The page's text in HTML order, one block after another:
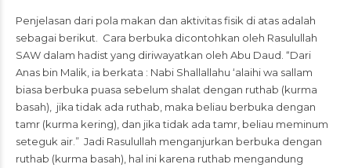
Penjelasan dari pola makan dan aktivitas fisik di atas adalah
sebagai berikut. Cara berbuka dicontohkan oleh Rasulullah
SAW dalam hadist yang diriwayatkan oleh Abu Daud. “Dari
Anas bin Malik, ia berkata : Nabi Shallallahu ‘alaihi wa sallam
biasa berbuka puasa sebelum shalat dengan ruthab (kurma
basah), jika tidak ada ruthab, maka beliau berbuka dengan
tamr (kurma kering), dan jika tidak ada tamr, beliau meminum
seteguk air.” Jadi Rasulullah menganjurkan berbuka dengan
ruthab (kurma basah), hal ini karena ruthab mengandung